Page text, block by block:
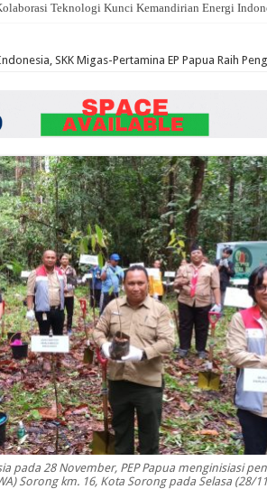
Teknologi Kunci Kemandirian Energi
SKK Migas-Pertamina EP Papua Raih
pada 28 November, PEP Papua menginisiasi
Sorong km. 16, Kota Sorong pada Selasa (28/